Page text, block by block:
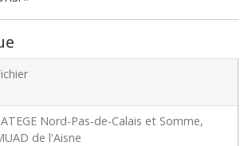
Nord-Pas-de-Calais et Somme,
de l'Aisne